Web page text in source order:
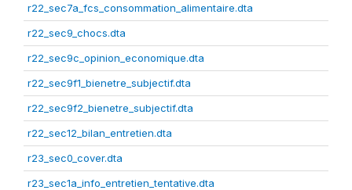
r22_sec7a_fcs_consommation_alimentaire.dta
r22_sec9_chocs.dta
r22_sec9c_opinion_economique.dta
r22_sec9f1_bienetre_subjectif.dta
r22_sec9f2_bienetre_subjectif.dta
r22_sec12_bilan_entretien.dta
r23_sec0_cover.dta
r23_sec1a_info_entretien_tentative.dta